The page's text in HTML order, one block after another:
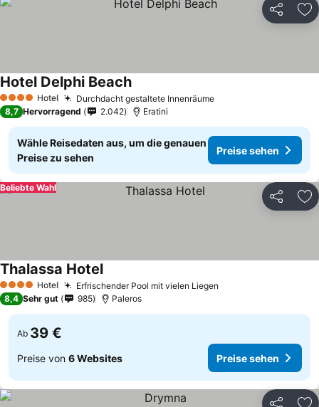
Teilen
4 Sterne Hotel Durchdacht gestaltete Innenräume
Hotel Delphi Beach
8,7 Hervorragend 2.042 Eratini
Wähle Reisedaten aus, um die genauen
Preise zu sehen
Preise sehen
Teilen
Beliebte Wahl
4 Sterne Hotel Erfrischender Pool mit vielen Liegen
Thalassa Hotel
8,4 Sehr gut 985 Paleros
Ab 39 €
Preise von 6 Websites Preise sehen